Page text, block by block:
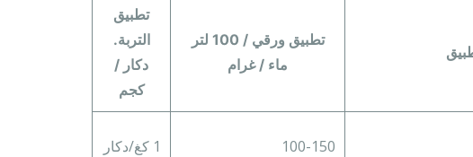
تطبيق ورقي / 100 لتر
ماء / غرام
تطبيق
التربة.
دكار /
كجم
100-150 1 كغ/دكار